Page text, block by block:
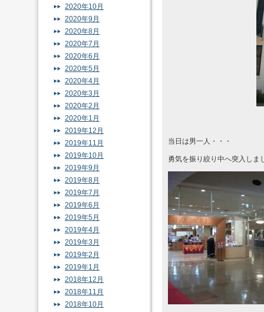
当日は男一人・・・
勇気を振り絞り中へ突入しま
2020年10月
2020年9月
2020年8月
2020年7月
2020年6月
2020年5月
2020年4月
2020年3月
2020年2月
2020年1月
2019年12月
2019年11月
2019年10月
2019年9月
2019年8月
2019年7月
2019年6月
2019年5月
2019年4月
2019年3月
2019年2月
2019年1月
2018年12月
2018年11月
2018年10月